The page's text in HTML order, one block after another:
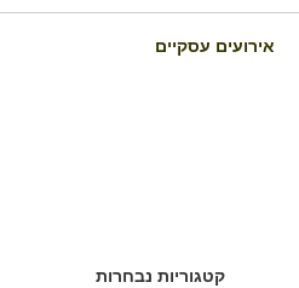
אירועים עסקיים
קטגוריות נבחרות